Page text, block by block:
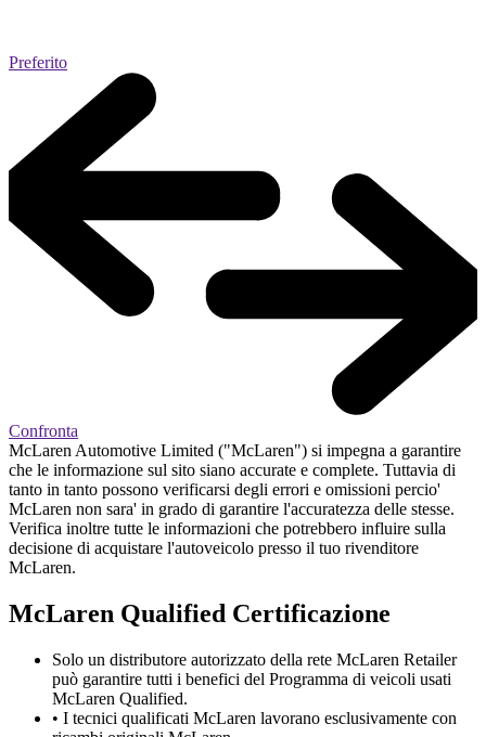
Preferito
Confronta
McLaren Automotive Limited ("McLaren") si impegna a garantire
che le informazione sul sito siano accurate e complete. Tuttavia di
tanto in tanto possono verificarsi degli errori e omissioni percio'
McLaren non sara' in grado di garantire l'accuratezza delle stesse.
Verifica inoltre tutte le informazioni che potrebbero influire sulla
decisione di acquistare l'autoveicolo presso il tuo rivenditore
McLaren.
McLaren Qualified Certificazione
Solo un distributore autorizzato della rete McLaren Retailer
può garantire tutti i benefici del Programma di veicoli usati
McLaren Qualified.
• I tecnici qualificati McLaren lavorano esclusivamente con